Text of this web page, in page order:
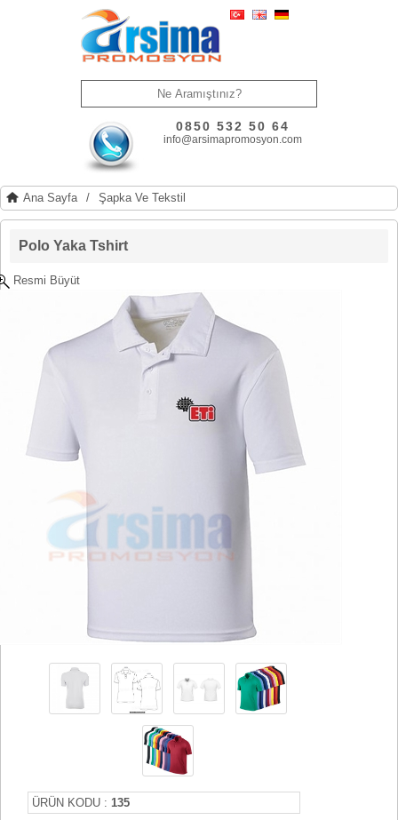
0850 532 50 64
info@arsimapromosyon.com
Ana Sayfa / Şapka Ve Tekstil
Polo Yaka Tshirt
Resmi Büyüt
ÜRÜN KODU : 135